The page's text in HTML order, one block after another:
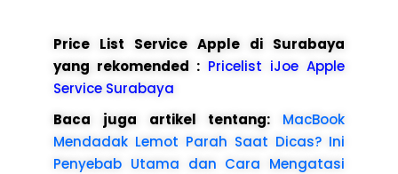
Price List Service Apple di Surabaya
yang rekomended : Pricelist iJoe Apple
Service Surabaya
Baca juga artikel tentang: MacBook
Mendadak Lemot Parah Saat Dicas? Ini
Penyebab Utama dan Cara Mengatasi